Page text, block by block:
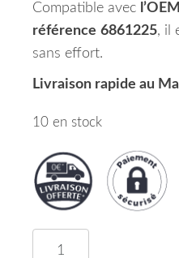
Compatible avec l’OEM
référence 6861225, il
sans effort.
Livraison rapide au
10 en stock